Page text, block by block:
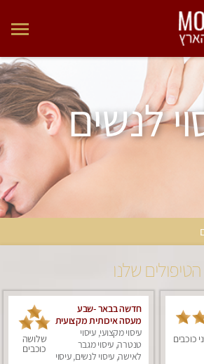
לנשים
הטיפולים שלנו
כוכבים
חדשה בבאר -שבע
מעסה איכותית מקצועית
ומפנקת
עיסוי מקצועי, עיסוי
טנטרה, עיסוי מגבר
לאישה, עיסוי לנשים, עיסוי
שלושה
כוכבים